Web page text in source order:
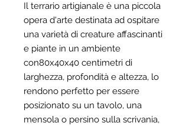
Il terrario artigianale è una piccola
opera d'arte destinata ad ospitare
una varietà di creature affascinanti
e piante in un ambiente
con80x40x40 centimetri di
larghezza, profondità e altezza, lo
rendono perfetto per essere
posizionato su un tavolo, una
mensola o persino sulla scrivania,